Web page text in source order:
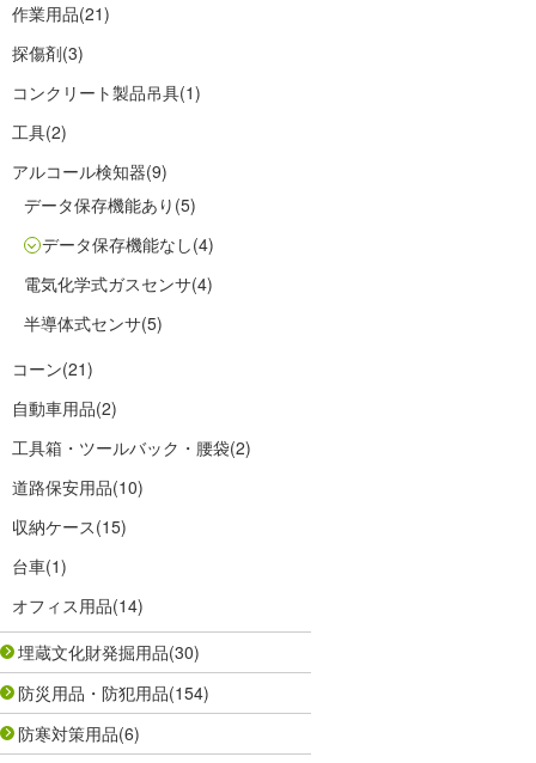
作業用品(21)
探傷剤(3)
コンクリート製品吊具(1)
工具(2)
アルコール検知器(9)
データ保存機能あり (5)
データ保存機能なし(4)
電気化学式ガスセンサ(4)
半導体式センサ(5)
コーン(21)
自動車用品(2)
工具箱・ツールバック・腰袋(2)
道路保安用品(10)
収納ケース(15)
台車(1)
オフィス用品(14)
埋蔵文化財発掘用品(30)
防災用品・防犯用品(154)
防寒対策用品(6)